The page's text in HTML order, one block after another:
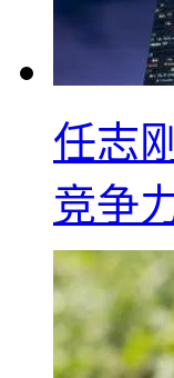
任志
竞争